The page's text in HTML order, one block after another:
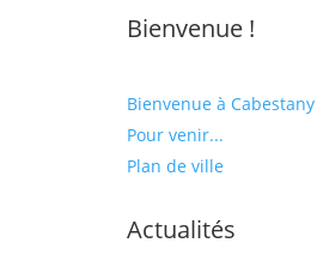
Bienvenue !
Bienvenue à Cabestany
Pour venir...
Plan de ville
Actualités